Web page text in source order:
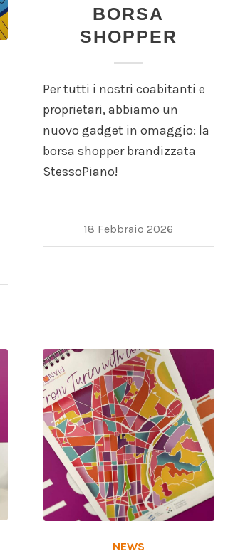
BORSA
SHOPPER
Per tutti i nostri coabitanti e
proprietari, abbiamo un
nuovo gadget in omaggio: la
borsa shopper brandizzata
StessoPiano!
18 Febbraio 2026
NEWS